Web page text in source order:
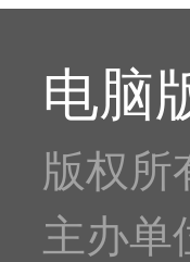
电脑
版权所
主办单